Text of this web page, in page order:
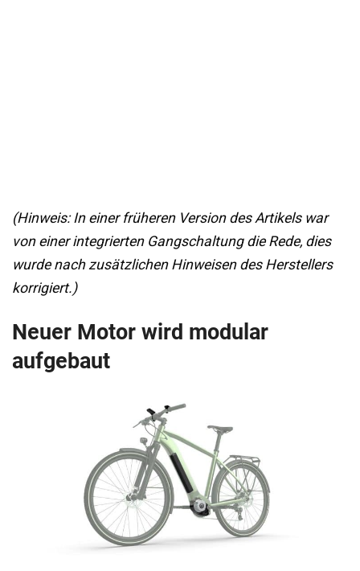
(Hinweis: In einer früheren Version des Artikels war
von einer integrierten Gangschaltung die Rede, dies
wurde nach zusätzlichen Hinweisen des Herstellers
korrigiert.)
Neuer Motor wird modular
aufgebaut